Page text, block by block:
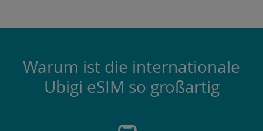
Warum ist die internationale
Ubigi eSIM so großartig